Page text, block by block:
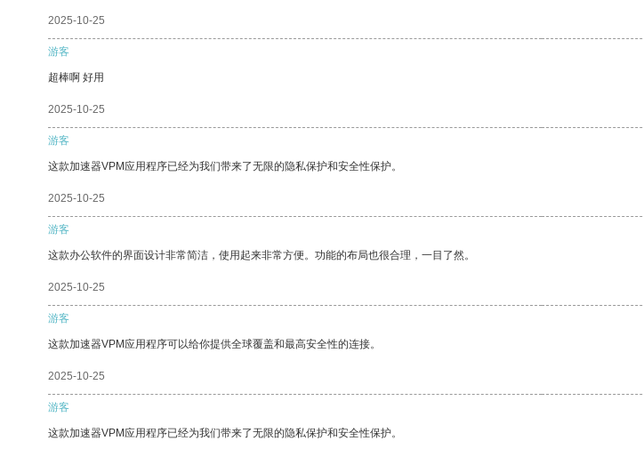
2025-10-25
游客
超棒啊 好用
2025-10-25
游客
这款加速器VPM应用程序已经为我们带来了无限的隐私保护和安全性保护。
2025-10-25
游客
这款办公软件的界面设计非常简洁，使用起来非常方便。功能的布局也很合理，一目了然。
2025-10-25
游客
这款加速器VPM应用程序可以给你提供全球覆盖和最高安全性的连接。
2025-10-25
游客
这款加速器VPM应用程序已经为我们带来了无限的隐私保护和安全性保护。